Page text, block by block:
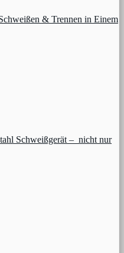
& Trennen in Einem
Schweißgerät – nicht nur